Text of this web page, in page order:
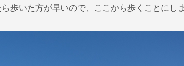
歩いた方が早いので、ここから歩くことにし